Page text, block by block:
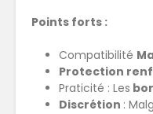
Points forts :
Compatibilité
Protection
Praticité : Les
Discrétion :